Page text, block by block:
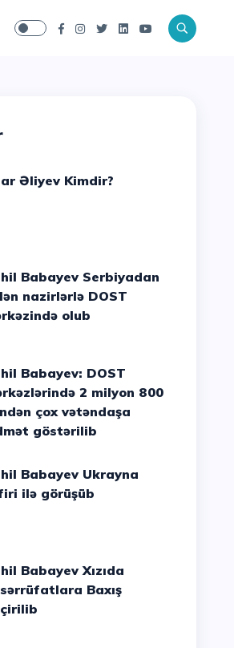
Əliyev Kimdir?
nazirlərlə DOST
olub
2 milyon 800
çox vətəndaşa
göstərilib
ilə görüşüb
Baxış